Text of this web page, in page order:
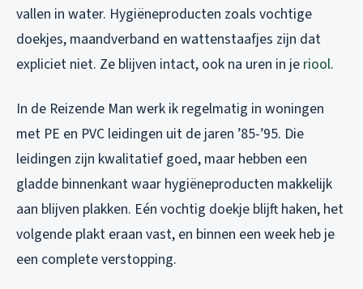
vallen in water. Hygiëneproducten zoals vochtige
doekjes, maandverband en wattenstaafjes zijn dat
expliciet niet. Ze blijven intact, ook na uren in je riool.
In de Reizende Man werk ik regelmatig in woningen
met PE en PVC leidingen uit de jaren ’85-’95. Die
leidingen zijn kwalitatief goed, maar hebben een
gladde binnenkant waar hygiëneproducten makkelijk
aan blijven plakken. Eén vochtig doekje blijft haken, het
volgende plakt eraan vast, en binnen een week heb je
een complete verstopping.